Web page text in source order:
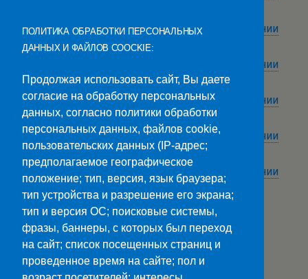
Приказ о зачислении на первый курс на основании
договоров 13.09.24
Приказ о зачислении на первый курс на основании
договоров 19.09.24
Приказ о зачислении на первый курс на основании
договоров 11.10.24
Приказ о зачислении на первый курс на основании
договоров 31.10.24
Приказ о зачислении на первый курс на основании
договоров 20.11.24
ПОЛИТИКА ОБРАБОТКИ ПЕРСОНАЛЬНЫХ
ДАННЫХ И ФАЙЛОВ COOCKIE:
Продолжая использовать сайт, Вы даете
согласие на обработку персональных
данных, согласно политики обработки
персональных данных, файлов cookie,
пользовательских данных (IP-адрес;
предполагаемое географическое
положение; тип, версия, язык браузера;
тип устройства и разрешение его экрана;
тип и версия ОС; поисковые системы,
фразы, баннеры, с которых был переход
на сайт; список посещенных страниц и
проведенное время на сайте; пол и